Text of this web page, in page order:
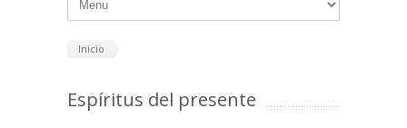
Inicio
Espíritus del presente